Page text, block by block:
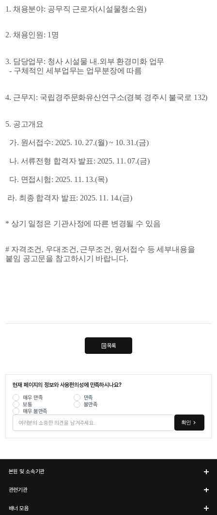
1. 채용분야: 공무직 근로자(시설물청소원)
2. 채용인원: 1명
3. 담당업무: 청사 시설물 내.외부 환경미화 업무
  - 구체적인 세부업무는 업무분장에 따름
4. 근무지: 국립경주문화유산연구소(경북 경주시 불국로 132)
5. 공고개요
  가. 원서접수: 2025. 10. 27.(월) ~ 10. 31.(금)
  나. 서류전형 합격자 발표: 2025. 11. 07.(금)
  다. 면접시험: 2025. 11. 13.(목)
라. 최종 합격자 발표: 2025. 11. 14.(금)
* 상기 일정은 기관사정에 따른 변경될 수 있음
# 자격조건, 우대조건, 근무조건, 원서접수 등 세부내용을
붙임 공고문을 참고하시기 바랍니다.
목록
현재 페이지의 정보와 사용편의성에 만족하시나요?
매우 만족
만족
보통
불만족
매우 불만족
확인
본원 및 소속기관
관련기관
배너 모음